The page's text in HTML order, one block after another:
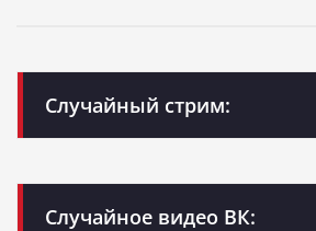
Случайный стрим:
Случайное видео ВК: